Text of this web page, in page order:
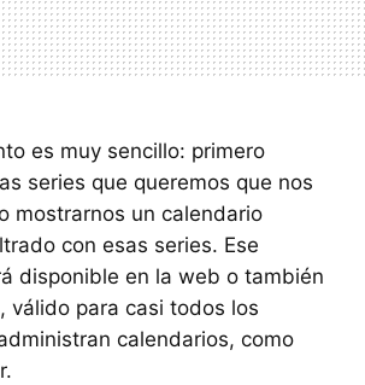
es muy sencillo: primero
series que queremos que nos
mostrarnos un calendario
con esas series. Ese
disponible en la web o también
, válido para casi todos los
calendarios, como